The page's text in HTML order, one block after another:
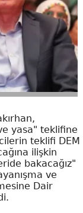
yasa" teklifine
teklifi DEM
ilişkin
bakacağız"
ve
Dair